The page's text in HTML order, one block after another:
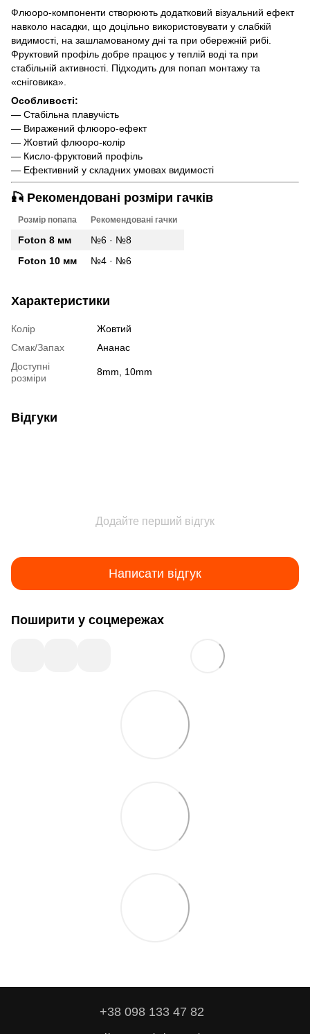
Флюоро-компоненти створюють додатковий візуальний ефект
навколо насадки, що доцільно використовувати у слабкій
видимості, на зашламованому дні та при обережній рибі.
Фруктовий профіль добре працює у теплій воді та при
стабільній активності. Підходить для попап монтажу та
«сніговика».
Особливості:
— Стабільна плавучість
— Виражений флюоро-ефект
— Жовтий флюоро-колір
— Кисло-фруктовий профіль
— Ефективний у складних умовах видимості
🎣 Рекомендовані розміри гачків
Розмір попапа Рекомендовані гачки
Foton 8 мм
№6 · №8
Foton 10 мм
№4 · №6
Характеристики
Колір
Жовтий
Смак/Запах
Ананас
Доступні
розміри
8mm, 10mm
Відгуки
Додайте перший відгук
Написати відгук
Поширити у соцмережах
+38 098 133 47 82